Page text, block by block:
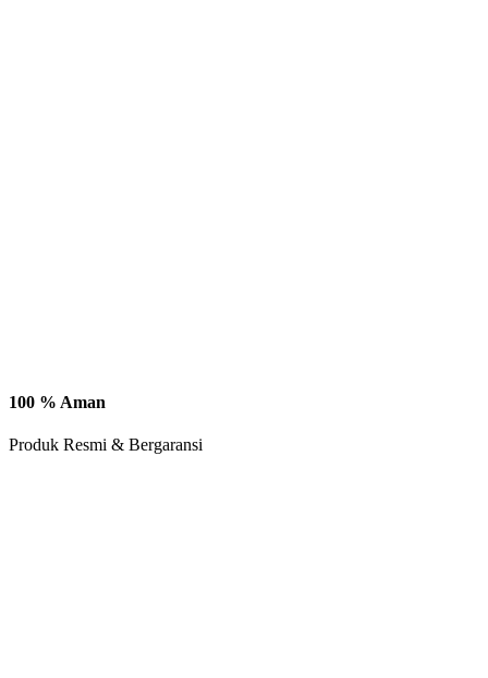
100 % Aman
Produk Resmi & Bergaransi